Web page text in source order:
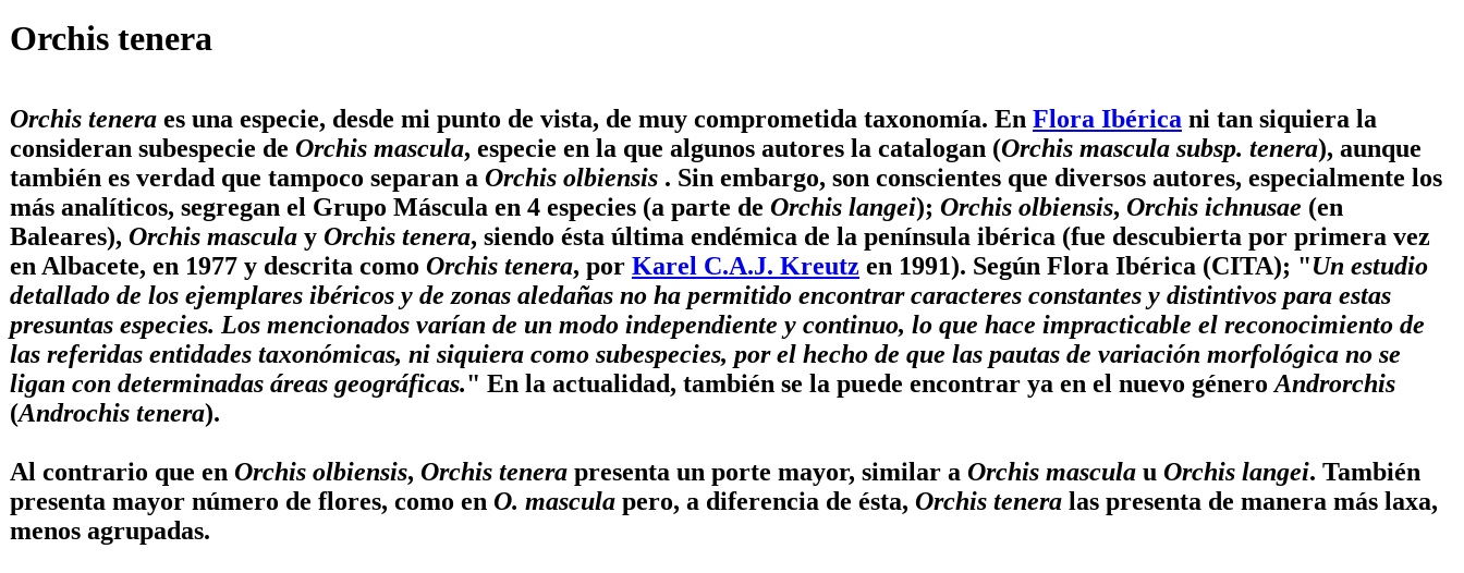
Orchis tenera
Orchis tenera es una especie, desde mi punto de vista, de muy comprometida taxonomía. En Flora Ibérica ni tan siquiera la
consideran subespecie de Orchis mascula, especie en la que algunos autores la catalogan (Orchis mascula subsp. tenera), aunque
también es verdad que tampoco separan a Orchis olbiensis . Sin embargo, son conscientes que diversos autores, especialmente los
más analíticos, segregan el Grupo Máscula en 4 especies (a parte de Orchis langei); Orchis olbiensis, Orchis ichnusae (en
Baleares), Orchis mascula y Orchis tenera, siendo ésta última endémica de la península ibérica (fue descubierta por primera vez
en Albacete, en 1977 y descrita como Orchis tenera, por Karel C.A.J. Kreutz en 1991). Según Flora Ibérica (CITA); "Un estudio
detallado de los ejemplares ibéricos y de zonas aledañas no ha permitido encontrar caracteres constantes y distintivos para estas
presuntas especies. Los mencionados varían de un modo independiente y continuo, lo que hace impracticable el reconocimiento de
las referidas entidades taxonómicas, ni siquiera como subespecies, por el hecho de que las pautas de variación morfológica no se
ligan con determinadas áreas geográficas." En la actualidad, también se la puede encontrar ya en el nuevo género Androrchis
(Androchis tenera).
Al contrario que en Orchis olbiensis, Orchis tenera presenta un porte mayor, similar a Orchis mascula u Orchis langei. También
presenta mayor número de flores, como en O. mascula pero, a diferencia de ésta, Orchis tenera las presenta de manera más laxa,
menos agrupadas.